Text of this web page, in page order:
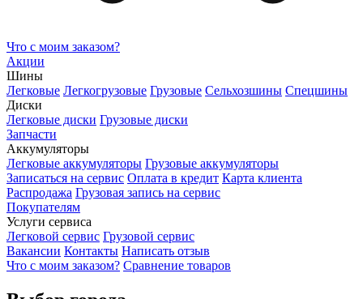
Что с моим заказом?
Акции
Шины
Легковые Легкогрузовые Грузовые Сельхозшины Спецшины
Диски
Легковые диски Грузовые диски
Запчасти
Аккумуляторы
Легковые аккумуляторы Грузовые аккумуляторы
Записаться на сервис Оплата в кредит Карта клиента
Распродажа Грузовая запись на сервис
Покупателям
Услуги сервиса
Легковой сервис Грузовой сервис
Вакансии Контакты Написать отзыв
Что с моим заказом? Сравнение товаров